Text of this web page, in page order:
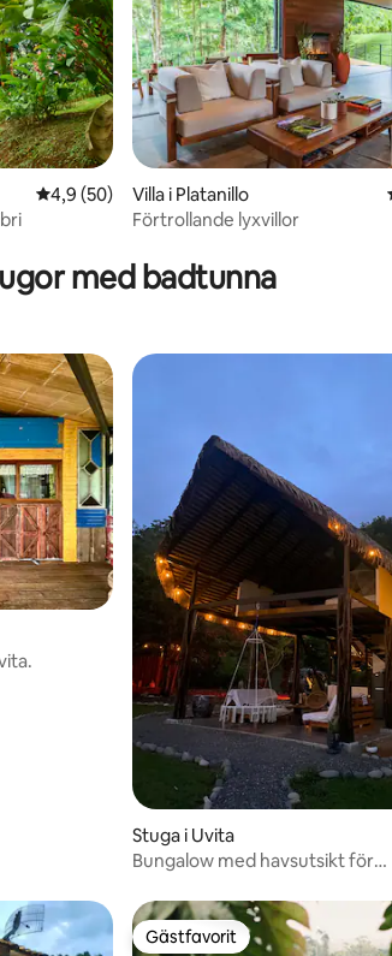
4,9 av 5 i genomsnittligt betyg, 50
4,9 (50)
Villa i Platanillo
Förtrollande lyxvillor
med badtunna
Stuga i Uvita
Bungalow med havsutsikt för
Gästfavorit
Gästfavorit